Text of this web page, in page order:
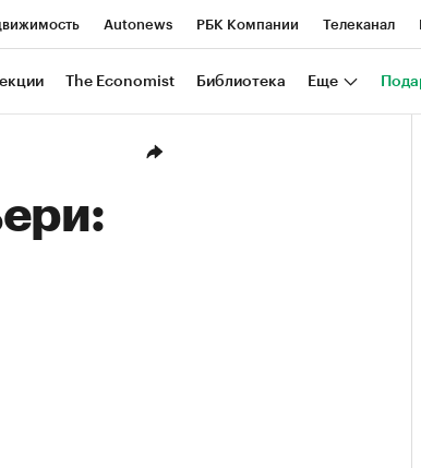
Autonews РБК Компании Телеканал
Визионеры Национальные проекты Город
The Economist Библиотека Еще